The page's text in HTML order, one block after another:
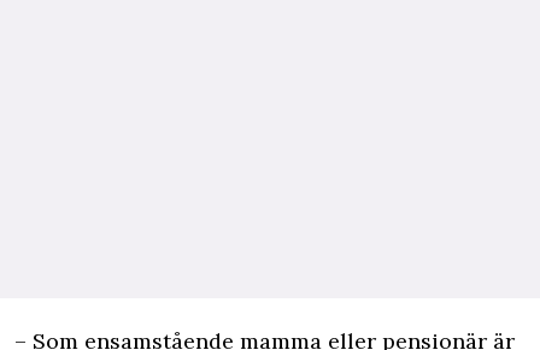
– Som ensamstående mamma eller pensionär är